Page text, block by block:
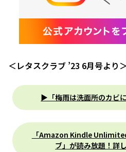
＜レタスクラブ ’23 6月号より＞
▶「梅雨は洗面所のカビ
「Amazon Kindle
ブ」が読み放題！詳